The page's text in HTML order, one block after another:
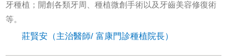
牙種植；開創各類牙周、種植微創手術以及牙齒美容修復術
等。
莊賢安（主治醫師/ 富康門診種植院長）